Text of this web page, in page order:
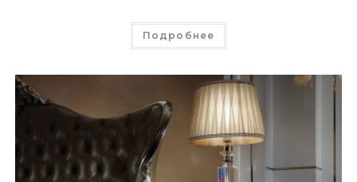
Подробнее